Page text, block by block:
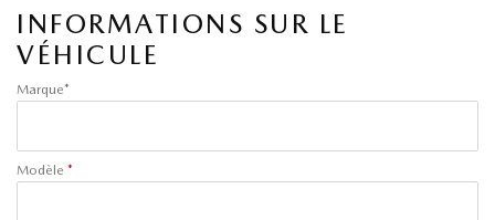
INFORMATIONS SUR LE
VÉHICULE
Marque*
Modèle *